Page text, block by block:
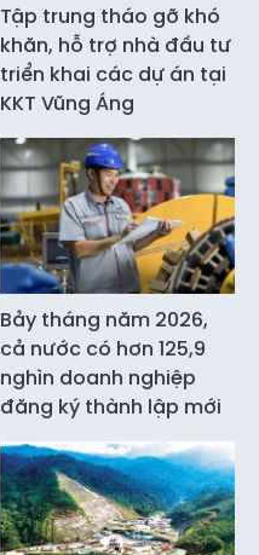
Tập trung tháo gỡ khó
khăn, hỗ trợ nhà đầu tư
triển khai các dự án tại
KKT Vũng Áng
Bảy tháng năm 2026,
cả nước có hơn 125,9
nghìn doanh nghiệp
đăng ký thành lập mới